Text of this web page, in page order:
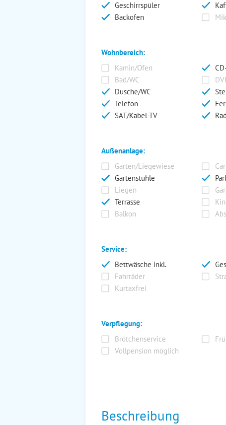
Geschirrspüler
Backofen
Wohnbereich:
Kamin/Ofen
Bad/WC
Dusche/WC
Telefon
SAT/Kabel-TV
Außenanlage:
Garten/Liegewiese
Gartenstühle
Liegen
Terrasse
Balkon
Service:
Bettwäsche inkl.
Fahrräder
Kurtaxfrei
Verpflegung:
Brötchenservice
Vollpension möglich
Beschreibung